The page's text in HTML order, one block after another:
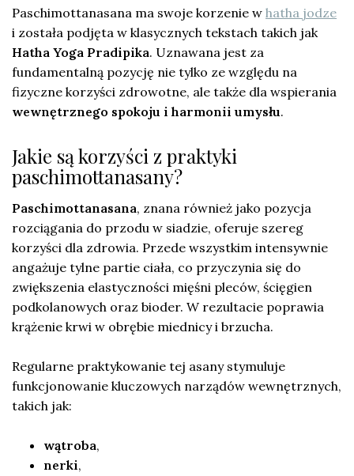
Paschimottanasana ma swoje korzenie w hatha jodze
i została podjęta w klasycznych tekstach takich jak
Hatha Yoga Pradipika. Uznawana jest za
fundamentalną pozycję nie tylko ze względu na
fizyczne korzyści zdrowotne, ale także dla wspierania
wewnętrznego spokoju i harmonii umysłu.
Jakie są korzyści z praktyki
paschimottanasany?
Paschimottanasana, znana również jako pozycja
rozciągania do przodu w siadzie, oferuje szereg
korzyści dla zdrowia. Przede wszystkim intensywnie
angażuje tylne partie ciała, co przyczynia się do
zwiększenia elastyczności mięśni pleców, ścięgien
podkolanowych oraz bioder. W rezultacie poprawia
krążenie krwi w obrębie miednicy i brzucha.
Regularne praktykowanie tej asany stymuluje
funkcjonowanie kluczowych narządów wewnętrznych,
takich jak:
wątroba,
nerki,